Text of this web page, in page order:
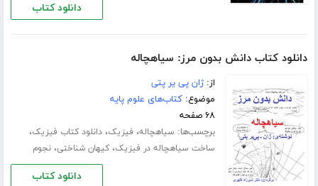
دانلود کتاب
دانلود کتاب دانش بدون مرز: سیاهچاله
از:ژان پی یر پتی
موضوع:کتاب‌های علوم پایه
۶۸ صفحه
برچسب‌ها: سیاهچاله، فیزیک،دانلود کتاب فیزیک،
ساخت سیاهچاله در فیزیک،کیهان شناختی،نجوم
دانلود کتاب